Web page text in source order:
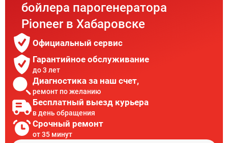
бойлера парогенератора
Pioneer в Хабаровске
Официальный сервис
Гарантийное обслуживание
до 3 лет
Диагностика за наш счет,
ремонт по желанию
Бесплатный выезд курьера
в день обращения
Срочный ремонт
от 35 минут